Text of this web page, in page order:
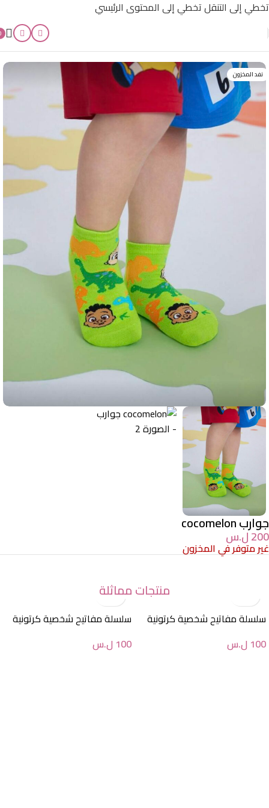
تخطي إلى التنقلتخطي إلى المحتوى الرئيسي
الرئيسية
نفد المخزون
جوارب cocomelon
200ل.س
غير متوفر في المخزون
منتجات مماثلة
سلسلة مفاتيح شخصية كرتونية
100 ل.س
سلسلة مفاتيح شخصية كرتونية
100 ل.س